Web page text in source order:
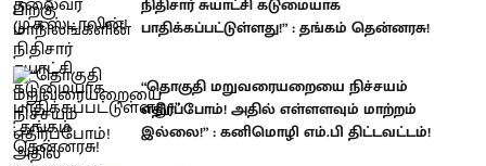
நிதிசார் சுயாட்சி கடுமையாக
பாதிக்கப்பட்டுள்ளது!” : தங்கம் தென்னரசு!
“தொகுதி மறுவரையறையை நிச்சயம்
எதிர்ப்போம்! அதில் எள்ளளவும் மாற்றம்
இல்லை!” : கனிமொழி எம்.பி திட்டவட்டம்!